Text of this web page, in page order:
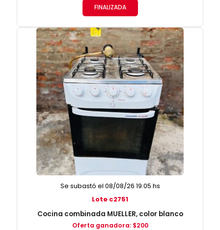
FINALIZADA
Se subastó el 08/08/26 19:05 hs
Lote c2751
Cocina combinada MUELLER, color blanco
Oferta ganadora: $200